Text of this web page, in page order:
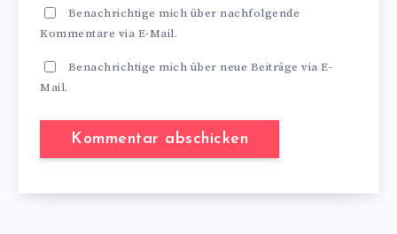
Benachrichtige mich über nachfolgende
Kommentare via E-Mail.
Benachrichtige mich über neue Beiträge via E-
Mail.